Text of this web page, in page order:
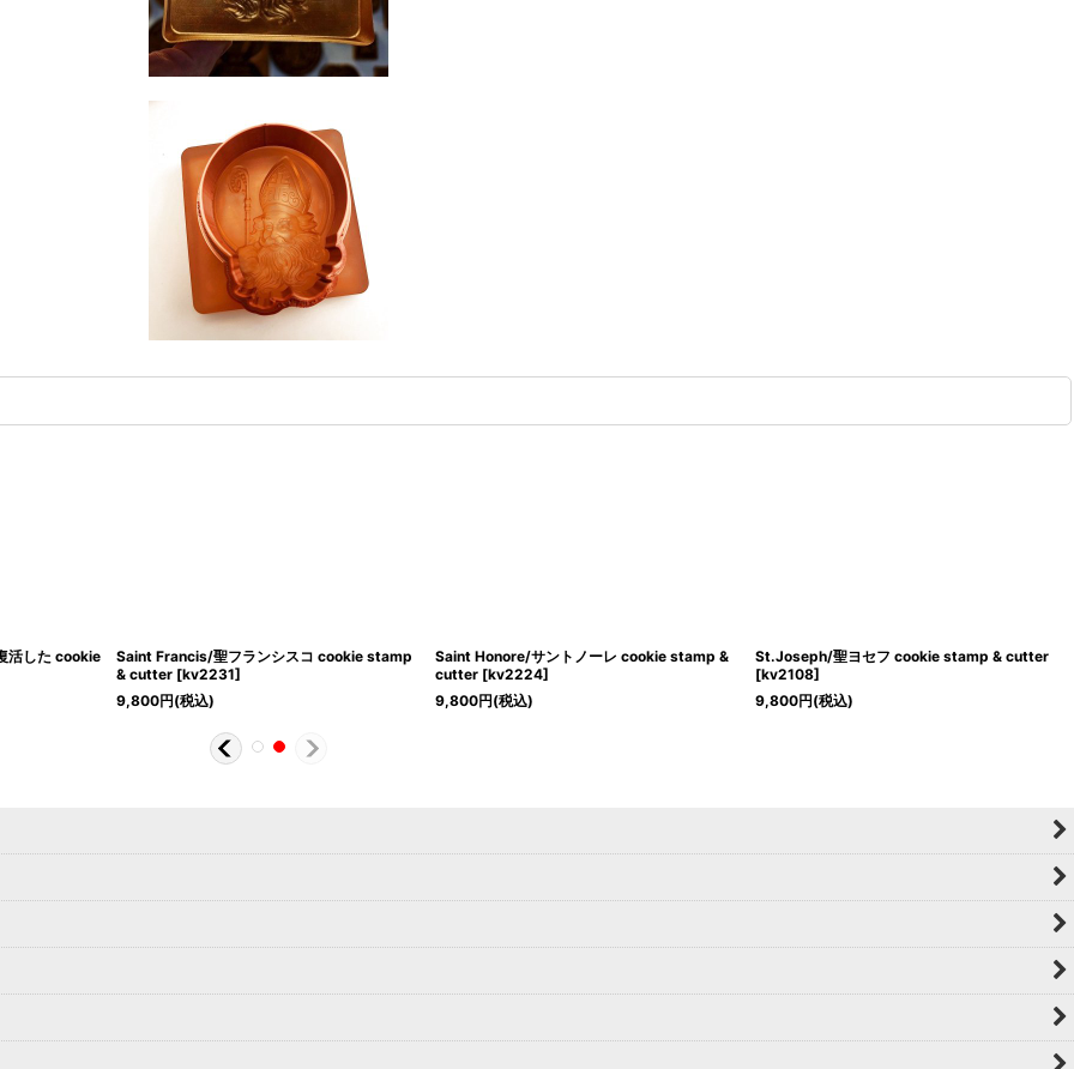
活した cookie
Saint Francis/聖フランシスコ cookie stamp
& cutter [kv2231]
9,800円(税込)
Saint Honore/サントノーレ cookie stamp &
cutter [kv2224]
9,800円(税込)
St.Joseph/聖ヨセフ cookie stamp & cutter
[kv2108]
9,800円(税込)